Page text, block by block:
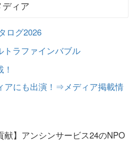
ディア
アにも出演！⇒メディア掲載情
献】アンシンサービス24のNPO